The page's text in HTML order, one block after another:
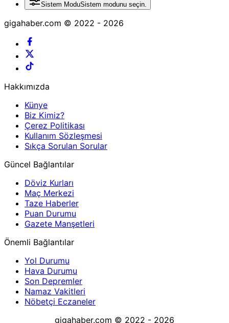
Sistem ModuSistem modunu seçin.
gigahaber.com © 2022 - 2026
Hakkımızda
Künye
Biz Kimiz?
Çerez Politikası
Kullanım Sözleşmesi
Sıkça Sorulan Sorular
Güncel Bağlantılar
Döviz Kurları
Maç Merkezi
Taze Haberler
Puan Durumu
Gazete Manşetleri
Önemli Bağlantılar
Yol Durumu
Hava Durumu
Son Depremler
Namaz Vakitleri
Nöbetçi Eczaneler
gigahaber.com © 2022 - 2026